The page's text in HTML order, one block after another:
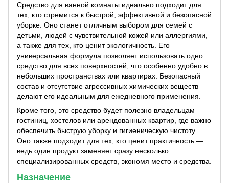
Средство для ванной комнаты идеально подходит для
тех, кто стремится к быстрой, эффективной и безопасной
уборке. Оно станет отличным выбором для семей с
детьми, людей с чувствительной кожей или аллергиями,
а также для тех, кто ценит экологичность. Его
универсальная формула позволяет использовать одно
средство для всех поверхностей, что особенно удобно в
небольших пространствах или квартирах. Безопасный
состав и отсутствие агрессивных химических веществ
делают его идеальным для ежедневного применения.
Кроме того, это средство будет полезно владельцам
гостиниц, хостелов или арендованных квартир, где важно
обеспечить быструю уборку и гигиеническую чистоту.
Оно также подходит для тех, кто ценит практичность —
ведь один продукт заменяет сразу несколько
специализированных средств, экономя место и средства.
Назначение